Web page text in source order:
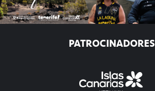
PATROCINADORES